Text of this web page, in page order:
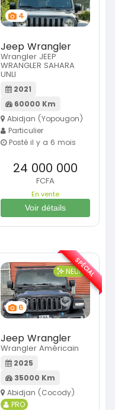
4
Jeep Wrangler
Wrangler JEEP
WRANGLER SAHARA
UNLI
2021
60000 Km
Abidjan (Yopougon)
Particulier
Posté il y a 6 mois
24 000 000
FCFA
En vente
Voir détails
6
NEUF
Jeep Wrangler
Wrangler Américain
2025
35000 Km
Abidjan (Cocody)
PRO
SPÉCIAL